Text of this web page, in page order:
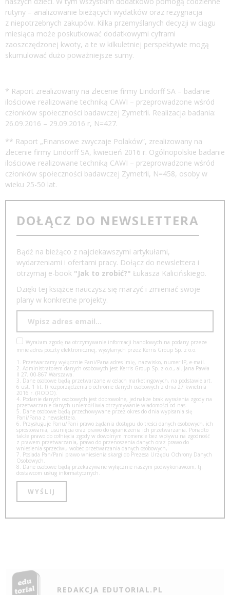
rutyny – analizowanie bieżących wydatków oraz rezygnacja
z niepotrzebnych zakupów. Kilka przemyślanych decyzji w ciągu
miesiąca może poskutkować dodatkowymi cyframi
zaoszczędzonej kwoty, a te w kilkuletniej perspektywie mogą
skumulować dużo poważniejsze sumy.
* Raport zrealizowany na zlecenie firmy Lindorff SA – badanie
ilościowe realizowane techniką CAWI – przeprowadzone wśród
członków społeczności badawczej Zymetrii. Realizacja badania:
26.09.2016 – 29.09.2016 r, N=427.
** Raport „Finansowe zwyczaje Polaków”, zrealizowany na
zlecenie firmy Lindorff SA, kwiecień 2016 r. Ogólnopolskie badanie
ilościowe realizowane techniką CAWI – przeprowadzone wśród
członków społeczności badawczej Zymetrii, N=458, osoby w
wieku 25-50 lat.
DOŁĄCZ DO NEWSLETTERA
Bądź na bieżąco z najciekawszymi artykułami,
wydarzeniami i ofertami pracy. Dołącz do newslettera i
otrzymaj e-book "Jak to zrobić?" Łukasza Kalicińskiego.
Dzięki tej książce nauczysz się marzyć i zmieniać swoje
plany w konkretne projekty.
Wyrażam zgodę na otrzymywanie informacji handlowych na podany przeze
mnie adres poczty elektronicznej, wysyłanych przez Kerris Group Sp. z o.o.
1. Przetwarzamy wyłącznie Pani/Pana adres imię, nazwisko, numer IP, e-mail.
2. Administratorem danych osobowych jest Kerris Group Sp. z o.o., al. Jana Pawła
II 27, 00-867 Warszawa.
3. Dane osobowe będą przetwarzane w celach marketingowych, na podstawie art.
6 ust. 1 lit. f) rozporządzenia o ochronie danych osobowych z dnia 27 kwietnia
2016 r. (RODO).
4. Podanie danych osobowych jest dobrowolne, jednakże brak wyrażenia zgody na
przetwarzanie danych uniemożliwia otrzymywanie wiadomości od nas.
5. Dane osobowe będą przechowywane przez okres do dnia wypisania się
Pani/Pana z newslettera.
6. Przysługuje Panu/Pani prawo żądania dostępu do treści danych osobowych, ich
sprostowania, usunięcia oraz prawo do ograniczenia ich przetwarzania. Ponadto
także prawo do cofnięcia zgody w dowolnym momencie bez wpływu na zgodność
z prawem przetwarzania, prawo do przenoszenia danych oraz prawo do
wniesienia sprzeciwu wobec przetwarzania danych osobowych,
7. Posiada Pan/Pani prawo wniesienia skargi do Prezesa Urzędu Ochrony Danych
Osobowych.
8. Dane osobowe będą przekazywane wyłącznie naszym podwykonawcom, tj.
dostawcom usług informatycznych.
REDAKCJA EDUTORIAL.PL